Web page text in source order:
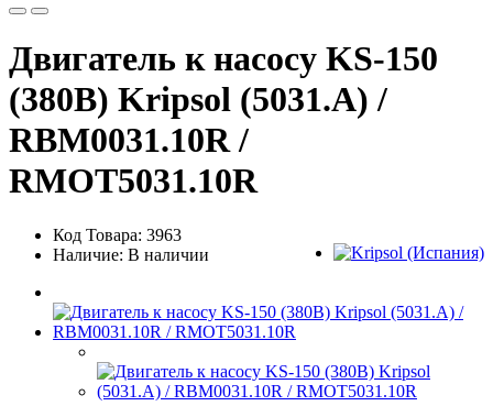
Двигатель к насосу KS-150
(380В) Kripsol (5031.A) /
RBM0031.10R /
RMOT5031.10R
Код Товара: 3963
Наличие: В наличии